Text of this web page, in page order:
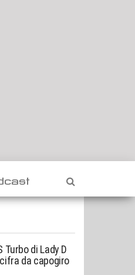
Turbo di Lady D
da capogiro